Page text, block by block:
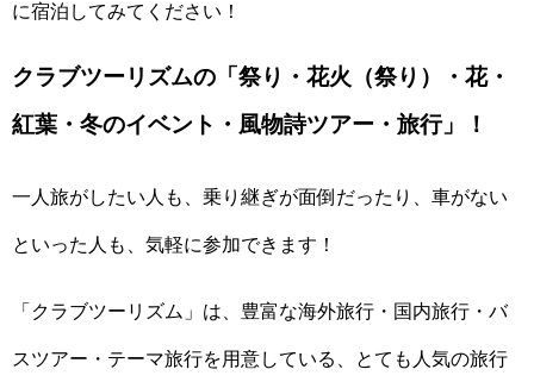
に宿泊してみてください！
クラブツーリズムの「祭り・花火（祭り）・花・
紅葉・冬のイベント・風物詩ツアー・旅行」！
一人旅がしたい人も、乗り継ぎが面倒だったり、車がない
といった人も、気軽に参加できます！
「クラブツーリズム」は、豊富な海外旅行・国内旅行・バ
スツアー・テーマ旅行を用意している、とても人気の旅行